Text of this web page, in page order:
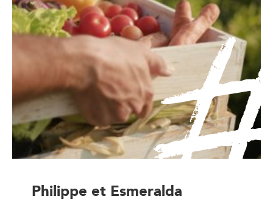
Philippe et Esmeralda